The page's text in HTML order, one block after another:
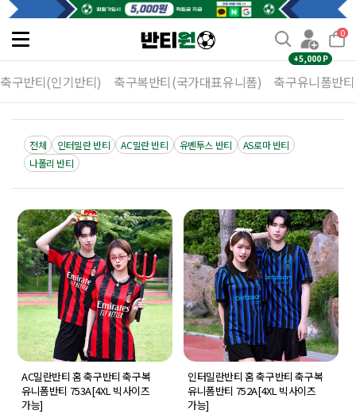
Toggle
navigation
0
+5,000 P
축구반티(인기반티) 축구복반티(국가대표유니폼) 축구유니폼반
전체 인터밀란 반티 AC밀란 반티 유벤투스 반티
AS로마 반티
나폴리 반티
AC밀란반티 홈 축구반티 축구복
유니폼반티 753A[4XL 빅사이즈
가능]
인터밀란반티 홈 축구반티 축구복
유니폼반티 752A[4XL 빅사이즈
가능]